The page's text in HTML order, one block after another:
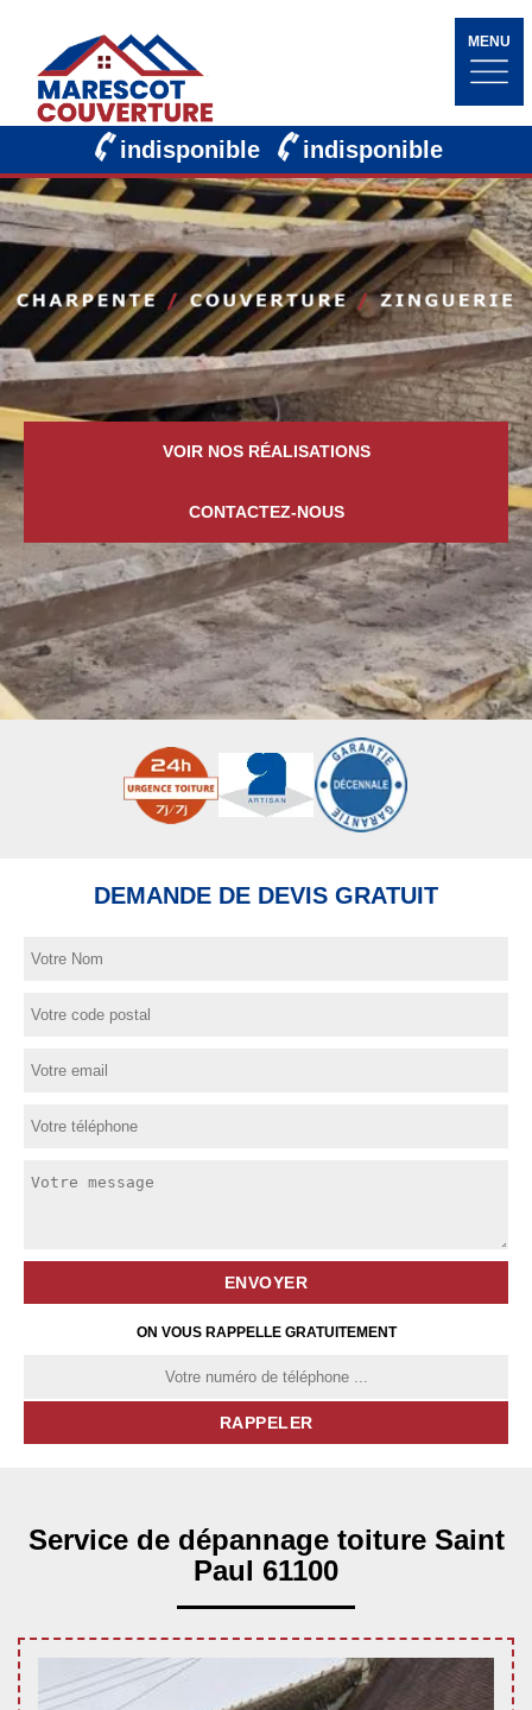
MENU
indisponible indisponible
VOIR NOS RÉALISATIONS
CONTACTEZ-NOUS
DEMANDE DE DEVIS GRATUIT
ON VOUS RAPPELLE GRATUITEMENT
Service de dépannage toiture Saint
Paul 61100